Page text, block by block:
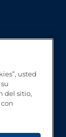
usted
del sitio,